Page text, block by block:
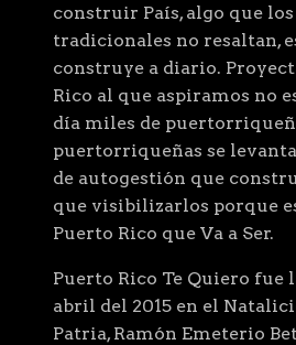
construir País, algo que
tradicionales no resaltan,
construye a diario.
Rico al que aspiramos no
día miles de
puertorriqueñas se
de autogestión que
que visibilizarlos porque
Puerto Rico que Va a Ser.
Puerto Rico Te Quiero fue
abril del 2015 en el
Patria, Ramón Emeterio